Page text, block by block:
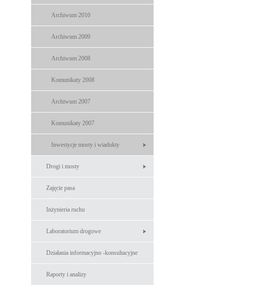
Archiwum 2010
Archiwum 2009
Archiwum 2008
Komunikaty 2008
Archiwum 2007
Komunikaty 2007
Inwestycje mosty i wiadukty
Drogi i mosty
Zajęcie pasa
Inżynieria ruchu
Laboratorium drogowe
Działania informacyjno -konsultacyjne
Raporty i analizy